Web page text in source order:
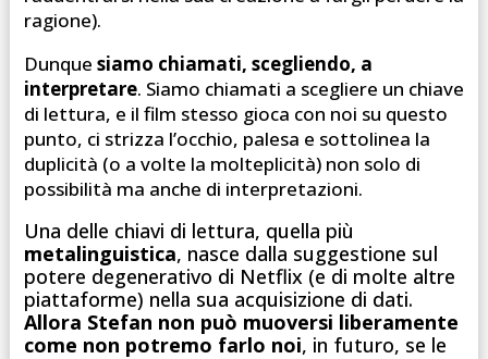
ragione).
Dunque siamo chiamati, scegliendo, a
interpretare. Siamo chiamati a scegliere un chiave
di lettura, e il film stesso gioca con noi su questo
punto, ci strizza l’occhio, palesa e sottolinea la
duplicità (o a volte la molteplicità) non solo di
possibilità ma anche di interpretazioni.
Una delle chiavi di lettura, quella più
metalinguistica, nasce dalla suggestione sul
potere degenerativo di Netflix (e di molte altre
piattaforme) nella sua acquisizione di dati.
Allora Stefan non può muoversi liberamente
come non potremo farlo noi, in futuro, se le